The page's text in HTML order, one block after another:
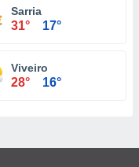
Sarria
31° 17°
Viveiro
28° 16°